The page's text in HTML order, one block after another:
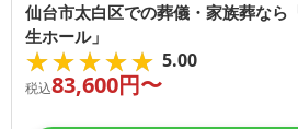
仙台市太白区での葬儀・家族葬なら
生ホール」
★★★★★
★★★★★ 5.00
税込83,600円〜